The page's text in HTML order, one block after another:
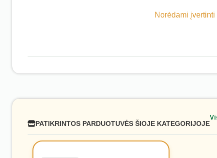
Norėdami
PATIKRINTOS PARDUOTUVĖS ŠIOJE KATEGORIJOJE